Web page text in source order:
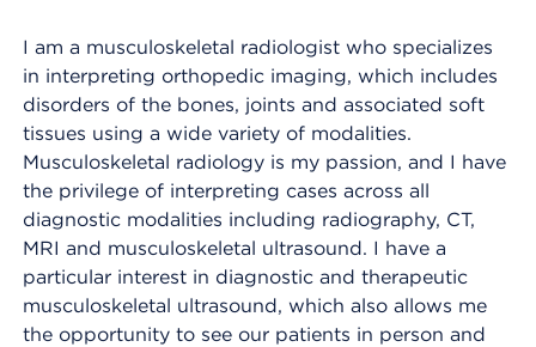
I am a musculoskeletal radiologist who specializes
in interpreting orthopedic imaging, which includes
disorders of the bones, joints and associated soft
tissues using a wide variety of modalities.
Musculoskeletal radiology is my passion, and I have
the privilege of interpreting cases across all
diagnostic modalities including radiography, CT,
MRI and musculoskeletal ultrasound. I have a
particular interest in diagnostic and therapeutic
musculoskeletal ultrasound, which also allows me
the opportunity to see our patients in person and